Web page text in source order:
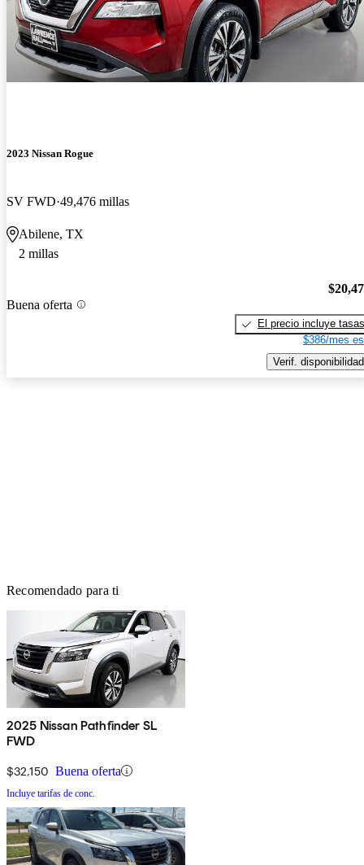
2023 Nissan Rogue
SV FWD 49,476 millas
Abilene, TX
2 millas
Buena oferta
El precio incluye tasas
$386/mes
Verif. disponibilidad
Recomendado para ti
2025 Nissan Pathfinder SL
FWD
$32,150 Buena oferta
Incluye tarifas de conc.